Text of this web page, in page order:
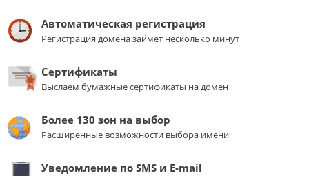
Автоматическая регистрация
Регистрация домена займет несколько минут
Сертификаты
Выслаем бумажные сертификаты на домен
Более 130 зон на выбор
Расширенные возможности выбора имени
Уведомление по SMS и E-mail